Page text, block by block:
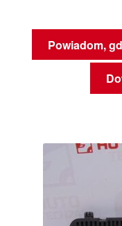
Powiadom,